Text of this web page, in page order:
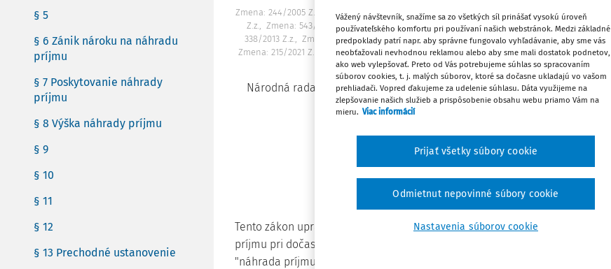
§ 5
§ 6 Zánik nároku na náhradu
príjmu
§ 7 Poskytovanie náhrady
príjmu
§ 8 Výška náhrady príjmu
§ 9
§ 10
§ 11
§ 12
§ 13 Prechodné ustanovenie
Zmena: 244/2005 Z.z. Zmena: 310/2006 Z.z. Zmena: 555/2007 Z.z.
Zmena: 659/2007
Z.z.
Zmena: 543/2010 Z.z. Zmena: 413/2012 Z.z. Zmena: 338/2013 Z.z.
Zmena:
338/2013 Z.z.
Zmena: 285/2016 Z.z. Zmena: 314/2018 Z.z.
Zmena: 412/2021 Z.z.
Zmena: 215/2021 Z.z.
Zmena: 125/2022 Z.z. Zmena: 248/2022 Z.z.
Zmena: 261/2025
Z.z.
Národná rada Slovenskej republiky sa uzniesla na tomto zákone:
Predmet zákona
Tento zákon upravuje podmienky nároku a poskytovanie náhrady
príjmu pri dočasnej pracovnej neschopnosti zamestnanca (ďalej len
"náhrada príjmu").
Vážený návštevník, snažíme sa zo všetkých síl prinášať vysokú úroveň
používateľského komfortu pri používaní našich webstránok. Medzi základné
predpoklady patrí napr. aby správne fungovalo vyhľadávanie, aby sme vás
neobťažovali nevhodnou reklamou alebo aby sme mali dostatok podnetov,
ako web vylepšovať. Preto od Vás potrebujeme súhlas so spracovaním
súborov cookies, t. j. malých súborov, ktoré sa dočasne ukladajú vo vašom
prehliadači. Vopred ďakujeme za udelenie súhlasu. Dáta využijeme na
zlepšovanie našich služieb a prispôsobenie obsahu webu priamo Vám na
mieru. Viac informácií
Nastavenia súborov cookie
Odmietnut nepovinné súbory cookie
Prijať všetky súbory cookie